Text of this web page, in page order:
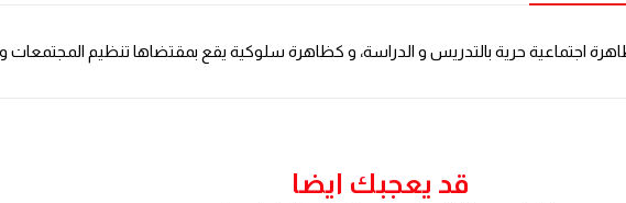
اجتماعية حرية بالتدريس و الدراسة، و كظاهرة سلوكية يقع بمقتضاها تنظيم المجتمعات
قد يعجبك ايضا